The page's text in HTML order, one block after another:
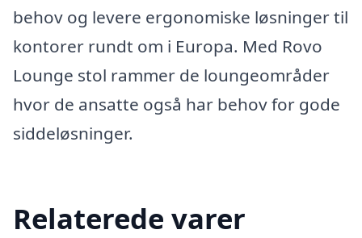
behov og levere ergonomiske løsninger til
kontorer rundt om i Europa. Med Rovo
Lounge stol rammer de loungeområder
hvor de ansatte også har behov for gode
siddeløsninger.
Relaterede varer